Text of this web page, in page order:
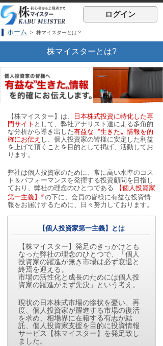
ログイン
ホーム > 株マイスターとは？
株マイスターとは?
【株マイスター】は、
日本株式投資に特化した専
門サイト として、弊社アナリスト達による多角的
な分析から導き出した有益な〝生きた〟情報を的
確にお伝え し、個人投資家の皆様に安定した利益
を上げて頂くことを目的として掲げ、活動してお
ります。
弊社は個人投資家のために、常に高い水準のコス
ト＆パフォーマンスを発揮する投資顧問を目指し
ており、弊社の理念のひとつである 【個人投資家
第一主義】
※の下に、会員の皆様に有益な投資情
報をお届けするために、日々努力しております。
【個人投資家第一主義】とは
【株マイスター】発足のきっかけとも
なった弊社の理念のひとつで、「個人
投資家の躍進が無き市場は必ず衰退と
終焉を迎える。
市場の活性化と成長のためには個人投
資家の躍進がまず先決」という考え。
現状の日本株式市場の惨状を憂い、再
度、個人投資家が躍進する市場の復活
を求め、相場界に在籍する有志が結
託、個人投資家支援を目的に投資情報
サービス【株マイスター】を発足致し
ました。